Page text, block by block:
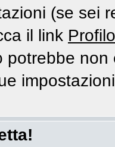
(se sei
il link Profilo
potrebbe